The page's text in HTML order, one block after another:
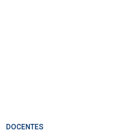
DOCENTES